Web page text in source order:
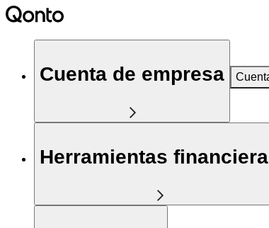
Cuenta de empresa
Herramientas